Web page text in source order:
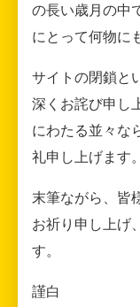
の長い歳月の中
にとって何物に
サイトの閉鎖と
深くお詫び申し
にわたる並々な
礼申し上げます。
末筆ながら、皆
お祈り申し上げ
す。
謹白